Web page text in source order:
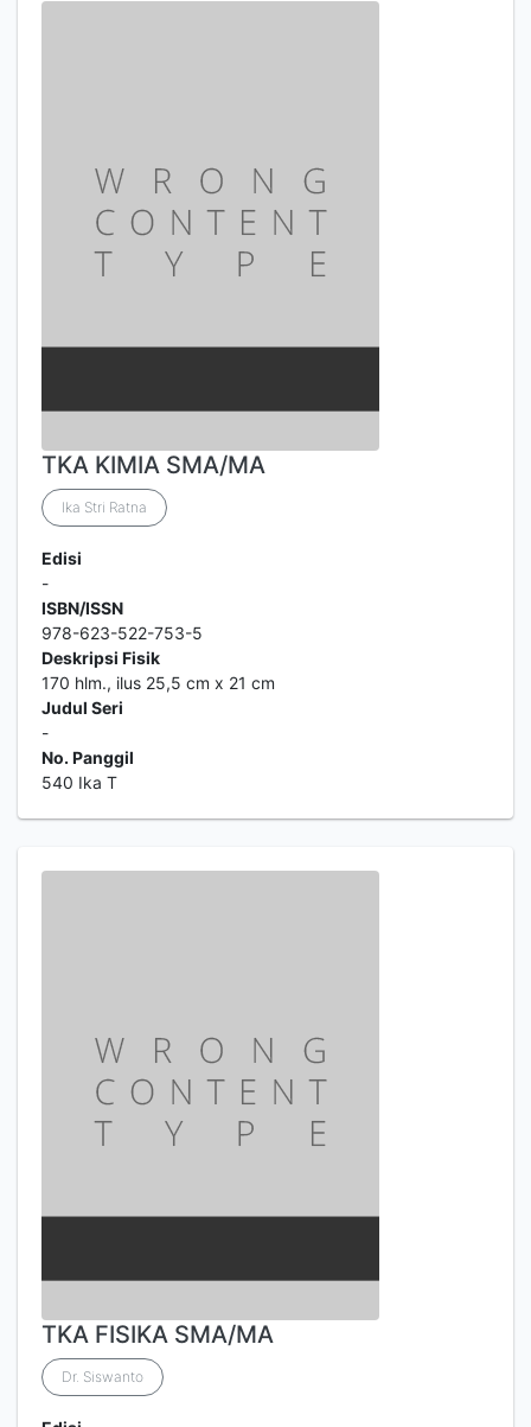
TKA KIMIA SMA/MA
Ika Stri Ratna
Edisi
-
ISBN/ISSN
978-623-522-753-5
Deskripsi Fisik
170 hlm., ilus 25,5 cm x 21 cm
Judul Seri
-
No. Panggil
540 Ika T
TKA FISIKA SMA/MA
Dr. Siswanto